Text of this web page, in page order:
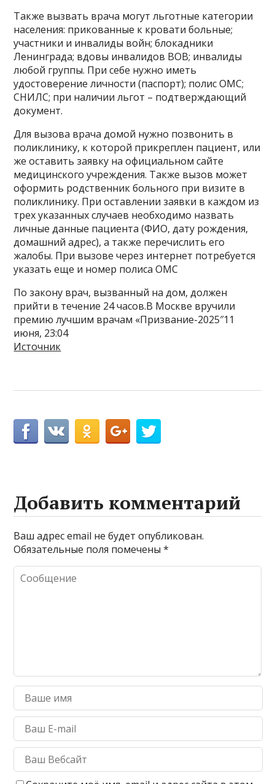
Также вызвать врача могут льготные категории
населения: прикованные к кровати больные;
участники и инвалиды войн; блокадники
Ленинграда; вдовы инвалидов ВОВ; инвалиды
любой группы. При себе нужно иметь
удостоверение личности (паспорт); полис OMC;
CHИЛC; при наличии льгот – подтверждающий
документ.
Для вызова врача домой нужно позвонить в
поликлинику, к которой прикреплен пациент, или
же оставить заявку на официальном сайте
медицинского учреждения. Также вызов может
оформить родственник больного при визите в
поликлинику. При оставлении заявки в каждом из
трех указанных случаев необходимо назвать
личные данные пациента (ФИО, дату рождения,
домашний адрес), а также перечислить его
жалобы. При вызове через интернет потребуется
указать еще и номер полиса ОМС
По закону врач, вызванный на дом, должен
прийти в течение 24 часов.В Москве вручили
премию лучшим врачам «Призвание-2025″11
июня, 23:04
Источник
Добавить комментарий
Ваш адрес email не будет опубликован.
Обязательные поля помечены*